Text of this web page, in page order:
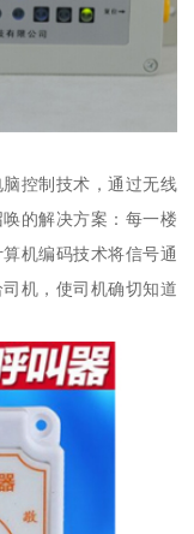
控制技术，通过无线
的解决方案：每一楼
机编码技术将信号通
机，使司机确切知道